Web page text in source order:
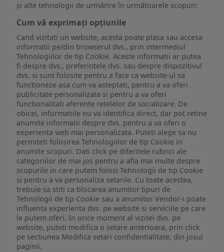
și alte tehnologii de urmărire în următoarele scopuri:
Cum vă exprimați opțiunile
Cand vizitati un website, acesta poate plasa sau accesa
informatii pe/din browserul dvs., prin intermediul
Tehnologiilor de tip Cookie. Aceste informatii ar putea
fi despre dvs., preferintele dvs. sau despre dispozitivul
dvs. si sunt folosite pentru a face ca website-ul sa
functioneze asa cum va asteptati, pentru a va oferi
publicitate personalizata si pentru a va oferi
functionalitati aferente retelelor de socializare. De
obicei, informatiile nu va identifica direct, dar pot retine
anumite informatii despre dvs. pentru a va oferi o
experienta web mai personalizata. Puteti alege sa nu
permiteti folosirea Tehnologiilor de tip Cookie in
anumite scopuri. Dati click pe diferitele rubrici ale
categoriilor de mai jos pentru a afla mai multe despre
scopurile in care putem folosi Tehnologii de tip Cookie
si pentru a va personaliza setarile. Cu toate acestea,
trebuie sa stiti ca blocarea anumitor tipuri de
Tehnologii de tip Cookie sau a anumitor Vendor-i poate
influenta experienta dvs. pe website si serviciile pe care
le putem oferi. In orice moment al vizitei dvs. pe
website, puteti modifica o setare anterioara, prin click
pe sectiunea Modifica setari confidentialitate, din josul
paginii.